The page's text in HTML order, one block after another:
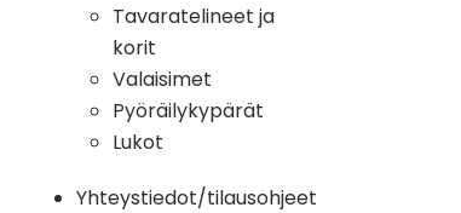
Tavaratelineet ja
korit
Valaisimet
Pyöräilykypärät
Lukot
Yhteystiedot/tilausohjeet